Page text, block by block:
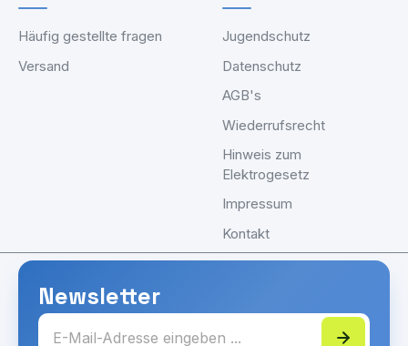
Häufig gestellte fragen
Versand
Jugendschutz
Datenschutz
AGB's
Wiederrufsrecht
Hinweis zum
Elektrogesetz
Impressum
Kontakt
Newsletter